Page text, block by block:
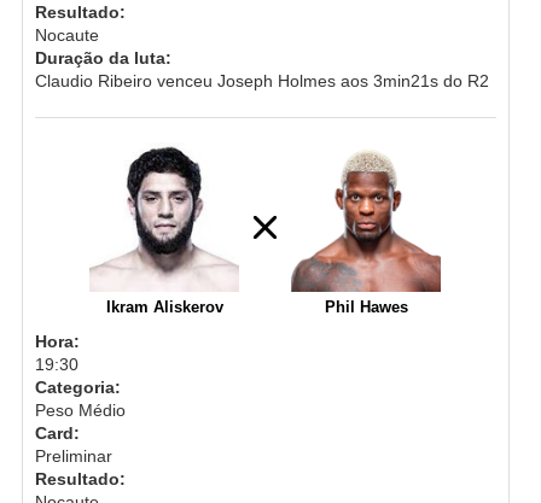
Resultado:
Nocaute
Duração da luta:
Claudio Ribeiro venceu Joseph Holmes aos 3min21s do R2
Ikram Aliskerov Phil Hawes
Hora:
19:30
Categoria:
Peso Médio
Card:
Preliminar
Resultado: